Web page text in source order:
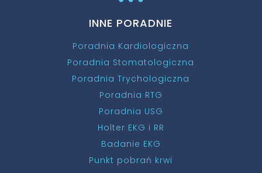
INNE PORADNIE
Poradnia Kardiologiczna
Poradnia Stomatologiczna
Poradnia Trychologiczna
Poradnia RTG
Poradnia USG
Holter EKG i RR
Badanie EKG
Punkt pobrań krwi